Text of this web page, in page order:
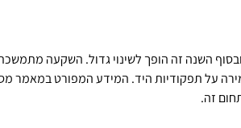
השנה זה הופך לשינוי גדול. השקעה מתמשכת
על תפקודיות היד. המידע המפורט במאמר
זה.